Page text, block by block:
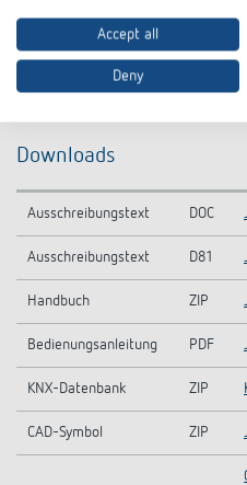
Downloads
Ausschreibungstext DOC
Ausschreibungstext D81
Handbuch ZIP
Bedienungsanleitung PDF
KNX-Datenbank ZIP
CAD-Symbol ZIP
Accept all
Deny